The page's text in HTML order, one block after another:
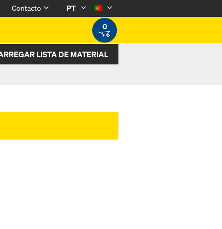
Contacto
PT
0
LISTA DE MATERIAL